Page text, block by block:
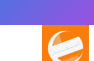
المحتوى